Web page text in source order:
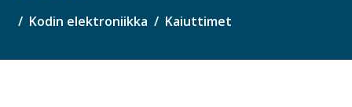
Kodin elektroniikka Kaiuttimet